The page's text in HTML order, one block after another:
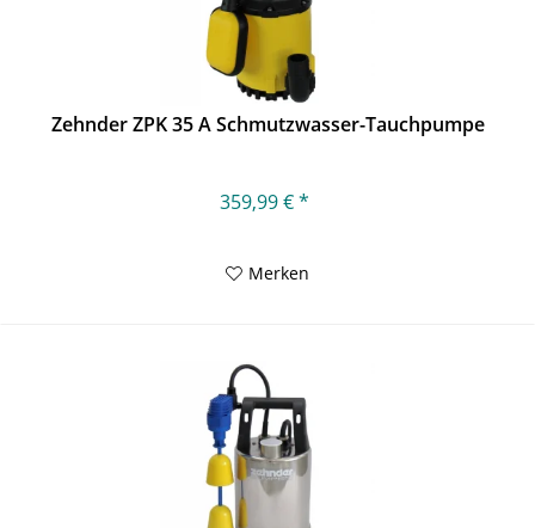
Zehnder ZPK 35 A Schmutzwasser-Tauchpumpe
359,99 € *
Merken